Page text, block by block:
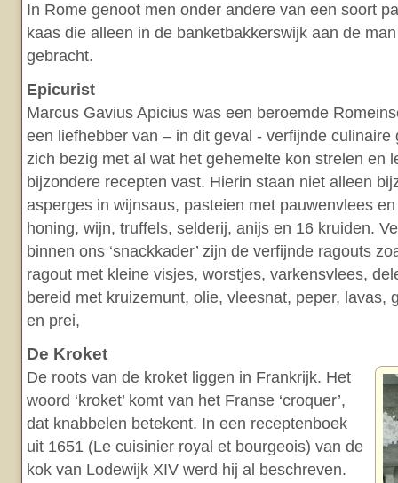
In Rome genoot men onder andere van een soort
kaas die alleen in de banketbakkerswijk aan de
gebracht.
Epicurist
Marcus Gavius Apicius was een beroemde
een liefhebber van – in dit geval - verfijnde culinaire
zich bezig met al wat het gehemelte kon strelen en
bijzondere recepten vast. Hierin staan niet alleen
asperges in wijnsaus, pasteien met pauwenvlees
honing, wijn, truffels, selderij, anijs en 16 kruiden.
binnen ons ‘snackkader’ zijn de verfijnde ragouts
ragout met kleine visjes, worstjes, varkensvlees,
bereid met kruizemunt, olie, vleesnat, peper, lavas,
en prei,
De Kroket
De roots van de kroket liggen in Frankrijk. Het
woord ‘kroket’ komt van het Franse ‘croquer’,
dat knabbelen betekent. In een receptenboek
uit 1651 (Le cuisinier royal et bourgeois) van de
kok van Lodewijk XIV werd hij al beschreven.